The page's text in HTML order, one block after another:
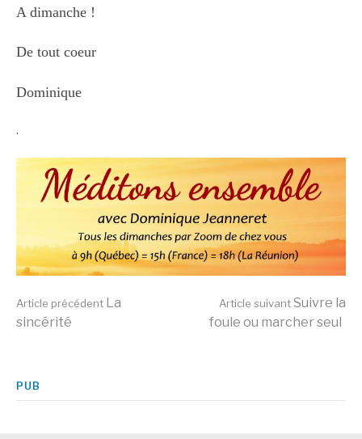
A dimanche !
De tout coeur
Dominique
.
Lire
la
Article précédent La
sincérité
Article suivantSuivre la
foule ou marcher seul
PUB